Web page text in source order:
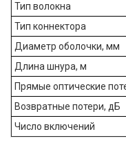
Тип волокна
Тип коннектора
Диаметр оболочки, мм
Длина шнура, м
Прямые оптические
Возвратные потери, дБ
Число включений